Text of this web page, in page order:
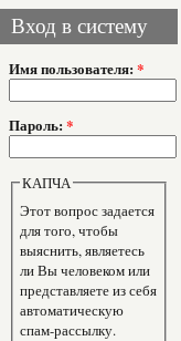
Вход в систему
Имя пользователя: *
Пароль: *
КАПЧА
Этот вопрос задается
для того, чтобы
выяснить, являетесь
ли Вы человеком или
представляете из себя
автоматическую
спам-рассылку.